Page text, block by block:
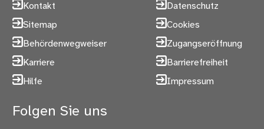
Kontakt
Sitemap
Behördenwegweiser
Karriere
Hilfe
Datenschutz
Cookies
Zugangseröffnung
Barrierefreiheit
Impressum
Folgen Sie uns